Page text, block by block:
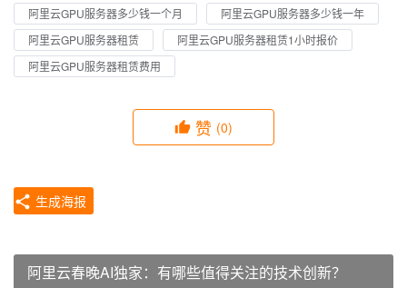
阿里云GPU服务器多少钱一个月
阿里云GPU服务器多少钱一年
阿里云GPU服务器租赁
阿里云GPU服务器租赁1小时报价
阿里云GPU服务器租赁费用
赞 (0)
生成海报
阿里云春晚AI独家：有哪些值得关注的技术创新？